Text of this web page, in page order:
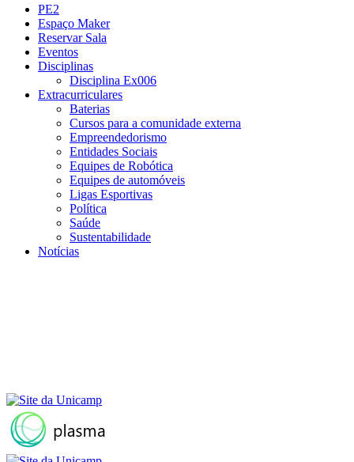
PE2
Espaço Maker
Reservar Sala
Eventos
Disciplinas
Disciplina Ex006
Extracurriculares
Baterias
Cursos para a comunidade externa
Empreendedorismo
Entidades Sociais
Equipes de Robótica
Equipes de automóveis
Ligas Esportivas
Política
Saúde
Sustentabilidade
Notícias